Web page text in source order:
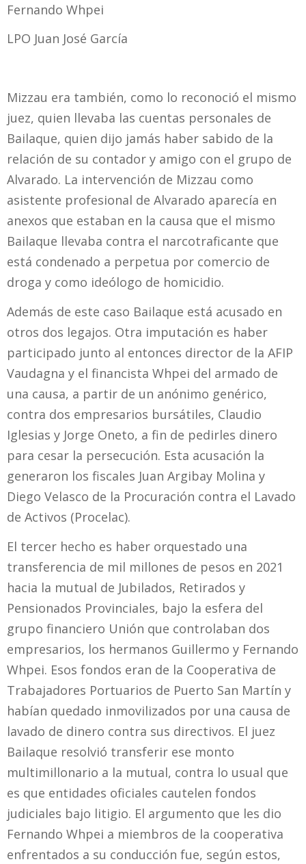
Fernando Whpei
LPO Juan José García
Mizzau era también, como lo reconoció el mismo
juez, quien llevaba las cuentas personales de
Bailaque, quien dijo jamás haber sabido de la
relación de su contador y amigo con el grupo de
Alvarado. La intervención de Mizzau como
asistente profesional de Alvarado aparecía en
anexos que estaban en la causa que el mismo
Bailaque llevaba contra el narcotraficante que
está condenado a perpetua por comercio de
droga y como ideólogo de homicidio.
Además de este caso Bailaque está acusado en
otros dos legajos. Otra imputación es haber
participado junto al entonces director de la AFIP
Vaudagna y el financista Whpei del armado de
una causa, a partir de un anónimo genérico,
contra dos empresarios bursátiles, Claudio
Iglesias y Jorge Oneto, a fin de pedirles dinero
para cesar la persecución. Esta acusación la
generaron los fiscales Juan Argibay Molina y
Diego Velasco de la Procuración contra el Lavado
de Activos (Procelac).
El tercer hecho es haber orquestado una
transferencia de mil millones de pesos en 2021
hacia la mutual de Jubilados, Retirados y
Pensionados Provinciales, bajo la esfera del
grupo financiero Unión que controlaban dos
empresarios, los hermanos Guillermo y Fernando
Whpei. Esos fondos eran de la Cooperativa de
Trabajadores Portuarios de Puerto San Martín y
habían quedado inmovilizados por una causa de
lavado de dinero contra sus directivos. El juez
Bailaque resolvió transferir ese monto
multimillonario a la mutual, contra lo usual que
es que entidades oficiales cautelen fondos
judiciales bajo litigio. El argumento que les dio
Fernando Whpei a miembros de la cooperativa
enfrentados a su conducción fue, según estos,